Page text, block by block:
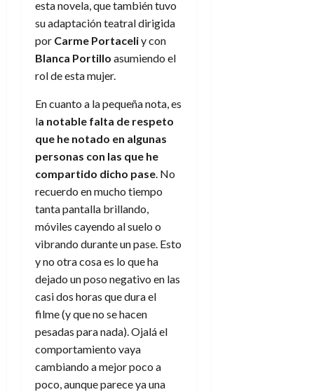
esta novela, que también tuvo
su adaptación teatral dirigida
por Carme Portaceliy con
Blanca Portillo asumiendo el
rol de esta mujer.
En cuanto a la pequeña nota, es
la notable falta de respeto
que he notado en algunas
personas con las que he
compartido dicho pase. No
recuerdo en mucho tiempo
tanta pantalla brillando,
móviles cayendo al suelo o
vibrando durante un pase. Esto
y no otra cosa es lo que ha
dejado un poso negativo en las
casi dos horas que dura el
filme (y que no se hacen
pesadas para nada). Ojalá el
comportamiento vaya
cambiando a mejor poco a
poco, aunque parece ya una